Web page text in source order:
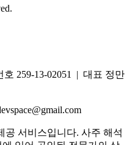
259-13-02051 | 대표 정만
공 서비스입니다. 사주 해석